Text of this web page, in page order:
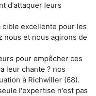
d'attaquer leurs
excellente pour les
nous et nous agirons de
pour empêcher ces
leur chante ? nos
à Richwiller (68).
l'expertise n'est pas